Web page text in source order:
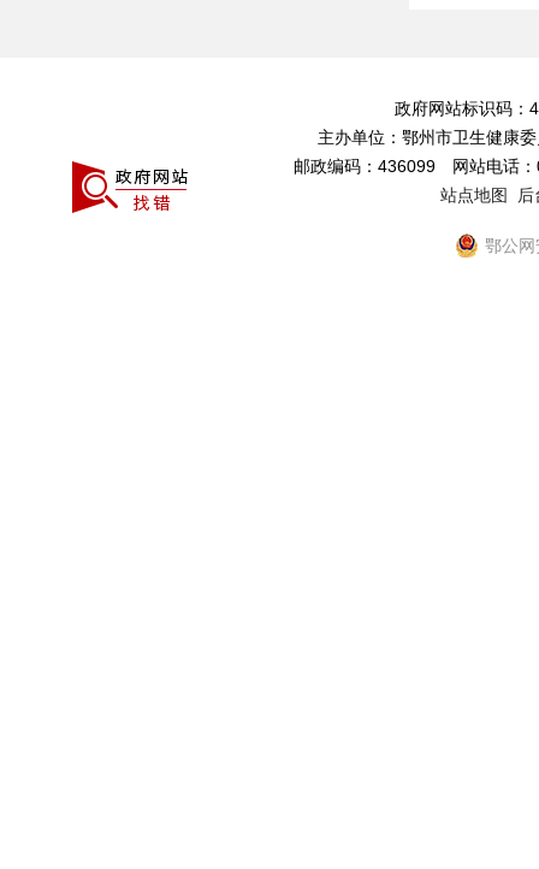
其他主动公开
政府网站标识码：
主办单位：鄂州市卫生健康
邮政编码：436099 网站电话
站点地图
后
鄂公